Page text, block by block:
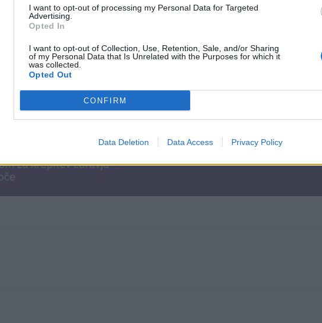
I want to opt-out of processing my Personal Data for Targeted
Advertising.
Opted In
I want to opt-out of Collection, Use, Retention, Sale, and/or Sharing
of my Personal Data that Is Unrelated with the Purposes for which it
was collected.
Opted Out
CONFIRM
Data Deletion Data Access Privacy Policy